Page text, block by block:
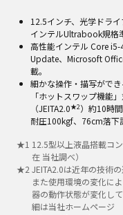
12.5インチ、光学ドラ
インテルUltrabook規格
高性能インテル Core
Update、Microsoft
載。
細かな操作・描写がで
「ホットスワップ機能
（JEITA2.0★2）約10時間
耐圧100kgf、76cm落下
★1 12.5型以上液晶搭載コ
在 当社調べ）
★2 JEITA2.0は近年の技術
また使用環境の変化に
器の動作状態が変化し
細は当社ホームページ